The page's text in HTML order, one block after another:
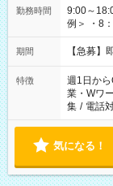
勤務時間
9:00～18:00（実動8時
例＞ ・8
・13：00
期間 【急募
特徴 週1日から
業・Wワ
集 / 電話
気になる！